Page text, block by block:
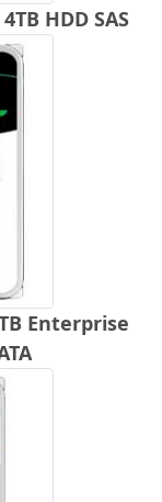
HDD SAS
Enterprise